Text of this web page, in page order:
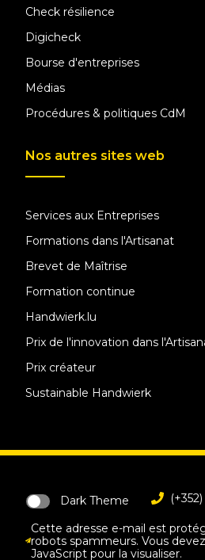
Check résilience
Digicheck
Bourse d'entreprises
Médias
Procédures & politiques CdM
Nos autres sites web
Services aux Entreprises
Formations dans l'Artisanat
Brevet de Maîtrise
Formation continue
Handwierk.lu
Prix de l'innovation dans
Prix créateur
Sustainable Handwierk
Dark Theme
Cette adresse e-mail est
robots spammeurs. Vous
JavaScript pour la visualiser.